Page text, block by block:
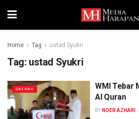
Home Tag ustad Syukri
Tag: ustad Syukri
DAERAH
WMI Tebar
Al Quran
BY NOER AZHARI